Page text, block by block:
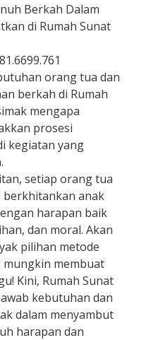
Berkah Dalam
di Rumah Sunat
orang tua dan
berkah di Rumah
mengapa
prosesi
kegiatan yang
setiap orang tua
anak
harapan baik
dan moral. Akan
pilihan metode
mungkin membuat
Kini, Rumah Sunat
kebutuhan dan
dalam menyambut
harapan dan